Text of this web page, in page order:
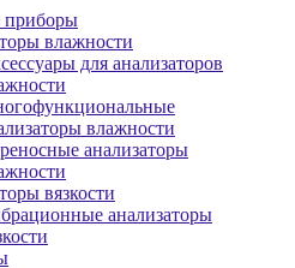
приборы
влажности
для анализаторов
влажности
анализаторы
вязкости
анализаторы